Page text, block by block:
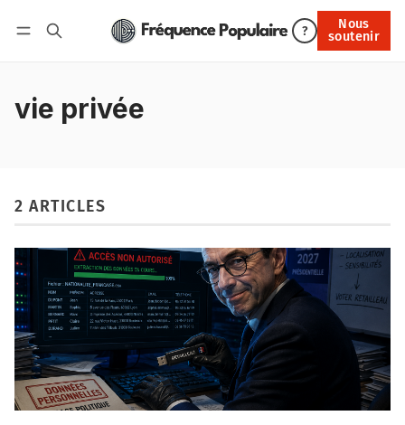
?
Nous
soutenir
Nous soutenir
vie privée
2 ARTICLES